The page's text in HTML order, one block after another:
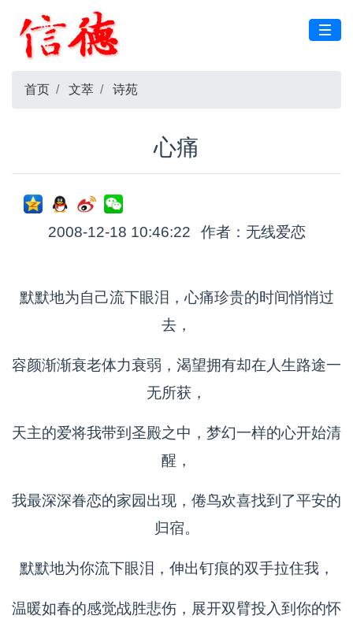
首页 文萃 诗苑
心痛
2008-12-18 10:46:22 作者：无线爱恋
默默地为自己流下眼泪，心痛珍贵的时间悄悄过
去，
容颜渐渐衰老体力衰弱，渴望拥有却在人生路途一
无所获，
天主的爱将我带到圣殿之中，梦幻一样的心开始清
醒，
我最深深眷恋的家园出现，倦鸟欢喜找到了平安的
归宿。
默默地为你流下眼泪，伸出钉痕的双手拉住我，
温暖如春的感觉战胜悲伤，展开双臂投入到你的怀